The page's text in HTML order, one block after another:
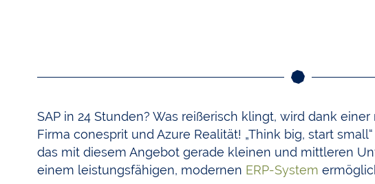
SAP in 24 Stunden? Was reißerisch klingt, wird dank
Firma conesprit und Azure Realität! „Think big, start
das mit diesem Angebot gerade kleinen und mittleren
einem leistungsfähigen, modernen ERP-System